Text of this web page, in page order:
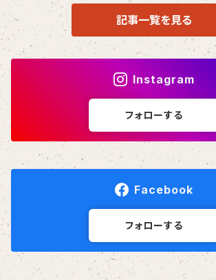
記事一覧を見る
Instagram
フォローする
Facebook
フォローする